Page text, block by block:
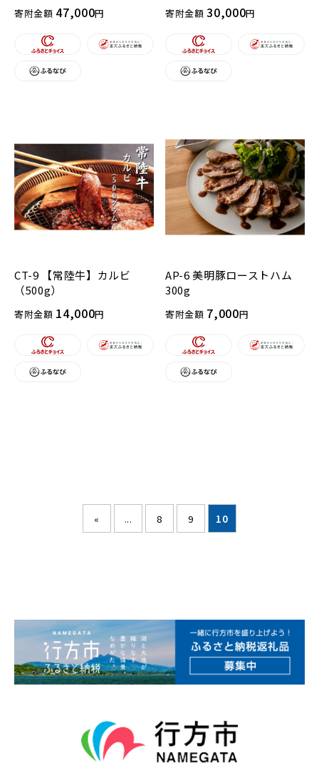
寄附金額 47,000円 寄附金額30,000円
CT-9 【常陸牛】カルビ
（500g）
寄附金額 14,000円
AP-6 美明豚ローストハム
300g
寄附金額 7,000円
« ... 8 9 10